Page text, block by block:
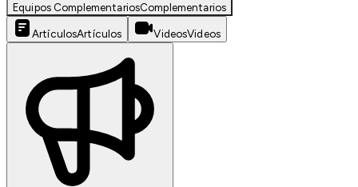
Equipos ComplementariosComplementarios
ArtículosArtículos VideosVideos